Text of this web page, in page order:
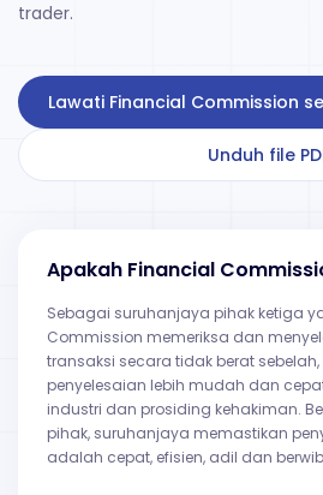
trader.
Lawati Financial Commission
Unduh file
Apakah Financial
Sebagai suruhanjaya pihak ketiga
Commission memeriksa dan
transaksi secara tidak berat
penyelesaian lebih mudah dan
industri dan prosiding kehakiman.
pihak, suruhanjaya memastikan
adalah cepat, efisien, adil dan